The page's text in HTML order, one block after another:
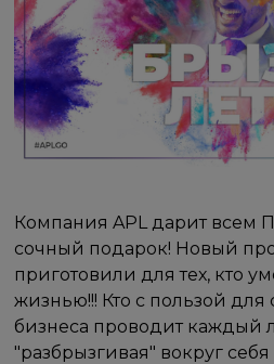
Компания APL дарит всем
сочный подарок! Новый
приготовили для тех, кто
жизнью!!! Кто с пользой для
бизнеса проводит каждый
"разбрызгивая" вокруг